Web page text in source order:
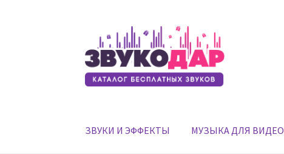
Перейти
к
навигации
Перейти
к
содержимому
ЗВУКИ И ЭФФЕКТЫ МУЗЫКА ДЛЯ ВИДЕО